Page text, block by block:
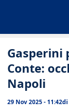
Gasperini
Conte:
Napoli
29 Nov 2025 - 11:42di